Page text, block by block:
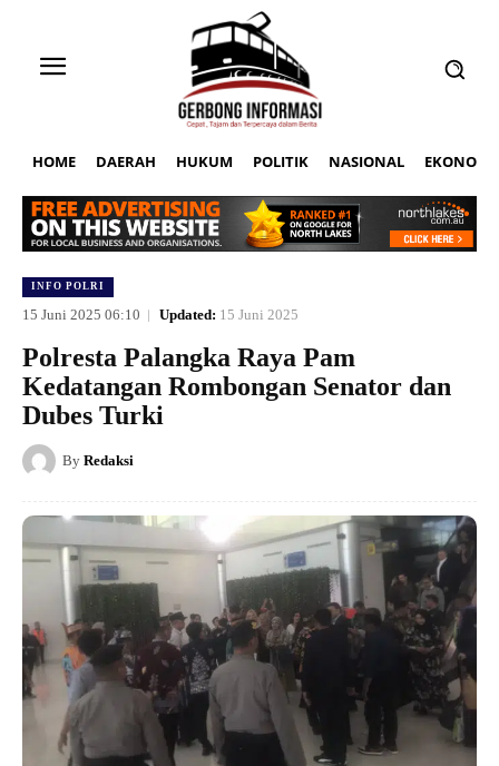
HOME DAERAH HUKUM POLITIK NASIONAL EKONOMI
INFO POLRI
15 Juni 2025 06:10 Updated: 15 Juni 2025
Polresta Palangka Raya Pam
Kedatangan Rombongan Senator dan
Dubes Turki
By Redaksi